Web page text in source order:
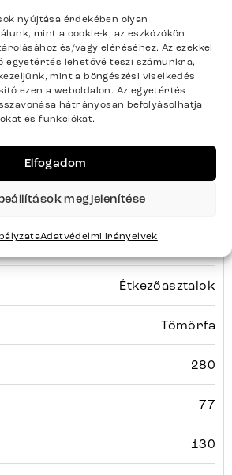
nyújtása érdekében olyan
mint a cookie-k, az eszközökön
és/vagy eléréséhez. Az ezekkel
egyetértés lehetővé teszi számunkra,
mint a böngészési viselkedés
ezen a weboldalon. Az egyetértés
hátrányosan befolyásolhatja
és funkciókat.
Elfogadom
megjelenítése
Adatvédelmi irányelvek
SorozatTeljes sorozat részletei
paraméterei
Sabbia tölgyszínű
ban
Étkezőasztalok
Tömörfa
280
77
130